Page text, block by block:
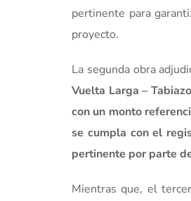
pertinente para
proyecto.
La segunda obra
Vuelta Larga –
con un monto
se cumpla con el
pertinente por parte
Mientras que, el